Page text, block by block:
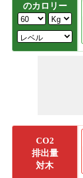
のカロリー
CO2
排出量
対木